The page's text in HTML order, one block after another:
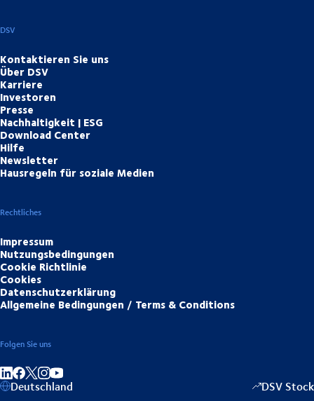
DSV
Kontaktieren Sie uns
Über DSV
Karriere
Investoren
Presse
Nachhaltigkeit | ESG
Download Center
Hilfe
Newsletter
Hausregeln für soziale Medien
Rechtliches
Impressum
Nutzungsbedingungen
Cookie Richtlinie
Cookies
Datenschutzerklärung
Allgemeine Bedingungen / Terms & Conditions
Folgen Sie uns
Auf LinkedIn teilen
Auf Facebook teilen
Auf Instagram teilen
Auf YouTube teilen
Deutschland DSV Stock